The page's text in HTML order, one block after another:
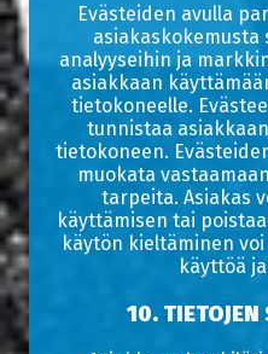
Evästeiden avulla
asiakaskokemusta
analyyseihin ja
asiakkaan
tietokoneelle.
tunnistaa
tietokoneen.
muokata
tarpeita. Asiakas
käyttämisen tai
käytön kieltäminen
käyttöä
10.